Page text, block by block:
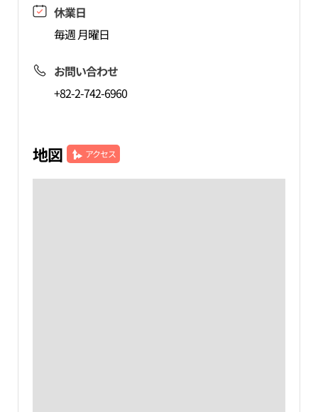
休業日
毎週 月曜日
お問い合わせ
+82-2-742-6960
地図 アクセス